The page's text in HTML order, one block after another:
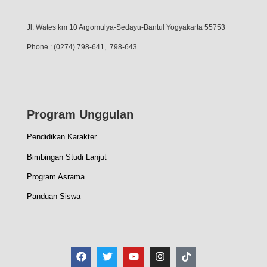
Jl. Wates km 10 Argomulya-Sedayu-Bantul Yogyakarta 55753
Phone : (0274) 798-641, 798-643
Program Unggulan
Pendidikan Karakter
Bimbingan Studi Lanjut
Program Asrama
Panduan Siswa